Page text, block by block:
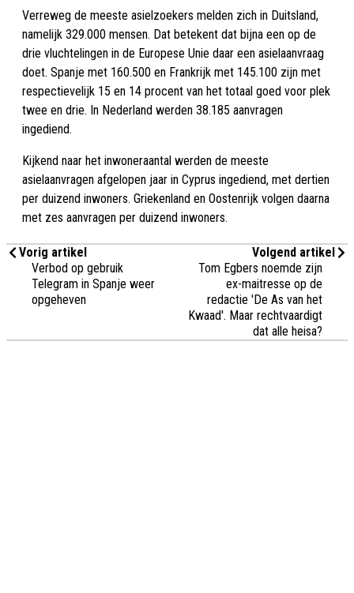
Verreweg de meeste asielzoekers melden zich in Duitsland,
namelijk 329.000 mensen. Dat betekent dat bijna een op de
drie vluchtelingen in de Europese Unie daar een asielaanvraag
doet. Spanje met 160.500 en Frankrijk met 145.100 zijn met
respectievelijk 15 en 14 procent van het totaal goed voor plek
twee en drie. In Nederland werden 38.185 aanvragen
ingediend.
Kijkend naar het inwoneraantal werden de meeste
asielaanvragen afgelopen jaar in Cyprus ingediend, met dertien
per duizend inwoners. Griekenland en Oostenrijk volgen daarna
met zes aanvragen per duizend inwoners.
Vorig artikel
Verbod op gebruik
Telegram in Spanje weer
opgeheven
Volgend artikel
Tom Egbers noemde zijn
ex-maitresse op de
redactie 'De As van het
Kwaad'. Maar rechtvaardigt
dat alle heisa?